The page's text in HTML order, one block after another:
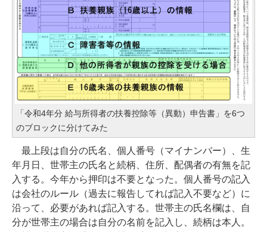
「令和4年分 給与所得者の扶養控除等（異動）申告書」を6つ
のブロックに分けてみた
最上段は自分の氏名、個人番号（マイナンバー）、生
年月日、世帯主の氏名と続柄、住所、配偶者の有無を記
入する。今年から押印は不要となった。個人番号の記入
は会社のルール（過去に報告してれば記入不要など）に
沿って、必要があれば記入する。世帯主の氏名欄は、自
分が世帯主の場合は自分の名前を記入し、続柄は本人。